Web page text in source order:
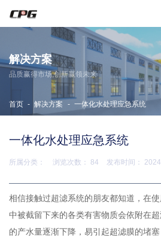
东莞市宇拓传动设备有限公司
主营CPG减速机·晟邦减速机·城邦减速机
服务热线： 13729994486
技术咨询：13712967827
解决方案
品质赢得市场,创新赢领未来
首页 - 解决方案 - 一体化水处理应急系统
一体化水处理应急系统
所属分类： 浏览次数： 84 发布时间：
相信接触过超滤系统的朋友都知道，在
中被截留下来的各类有害物质会依附在
的产水量逐渐下降，易引起超滤膜的堵